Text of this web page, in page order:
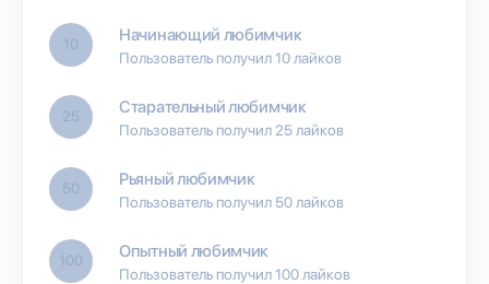
10 Начинающий любимчик
Пользователь получил 10 лайков
25 Старательный любимчик
Пользователь получил 25 лайков
50 Рьяный любимчик
Пользователь получил 50 лайков
100 Опытный любимчик
Пользователь получил 100 лайков